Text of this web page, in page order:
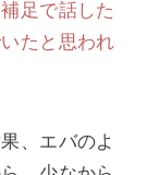
足で話した
たと思われ
、エバのよ